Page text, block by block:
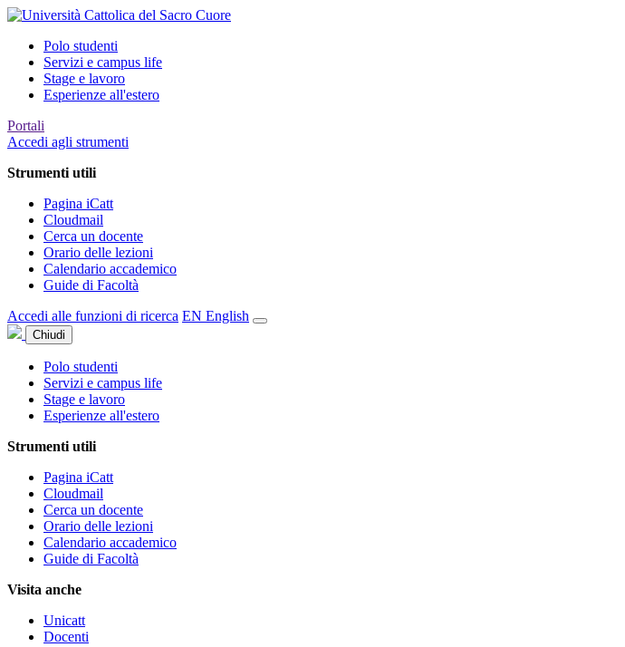
Polo studenti
Servizi e campus life
Stage e lavoro
Esperienze all'estero
Portali
Accedi agli strumenti
Strumenti utili
Pagina iCatt
Cloudmail
Cerca un docente
Orario delle lezioni
Calendario accademico
Guide di Facoltà
Accedi alle funzioni di ricerca EN English
Chiudi
Polo studenti
Servizi e campus life
Stage e lavoro
Esperienze all'estero
Strumenti utili
Pagina iCatt
Cloudmail
Cerca un docente
Orario delle lezioni
Calendario accademico
Guide di Facoltà
Visita anche
Unicatt
Docenti